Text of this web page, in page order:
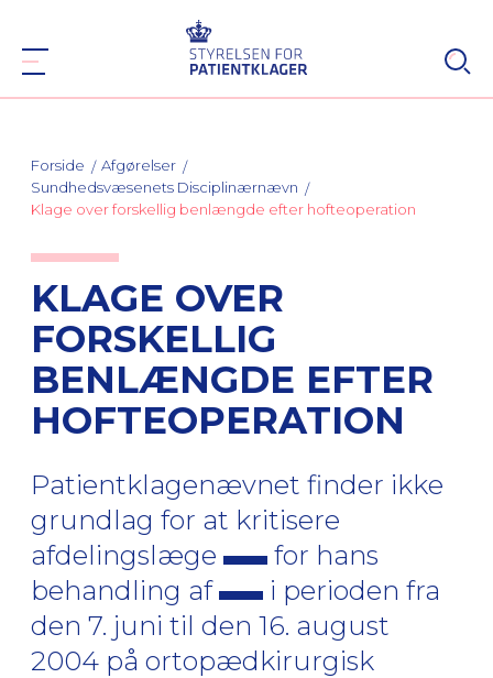
Forside
Afgørelser
Sundhedsvæsenets Disciplinærnævn
Klage over forskellig benlængde efter hofteoperation
KLAGE OVER
FORSKELLIG
BENLÆNGDE EFTER
HOFTEOPERATION
Patientklagenævnet finder ikke
grundlag for at kritisere
afdelingslæge
for hans
behandling af
i perioden fra
den 7. juni til den 16. august
2004 på ortopædkirurgisk